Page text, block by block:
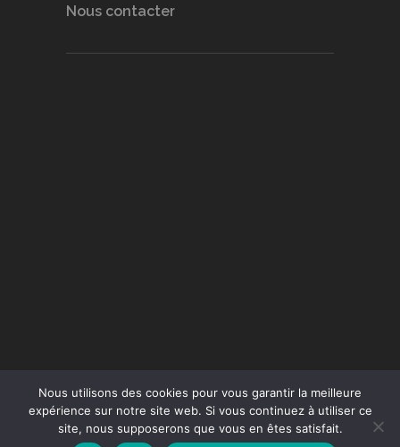
Nous contacter
Nous utilisons des cookies pour vous garantir la meilleure
expérience sur notre site web. Si vous continuez à utiliser ce
site, nous supposerons que vous en êtes satisfait.